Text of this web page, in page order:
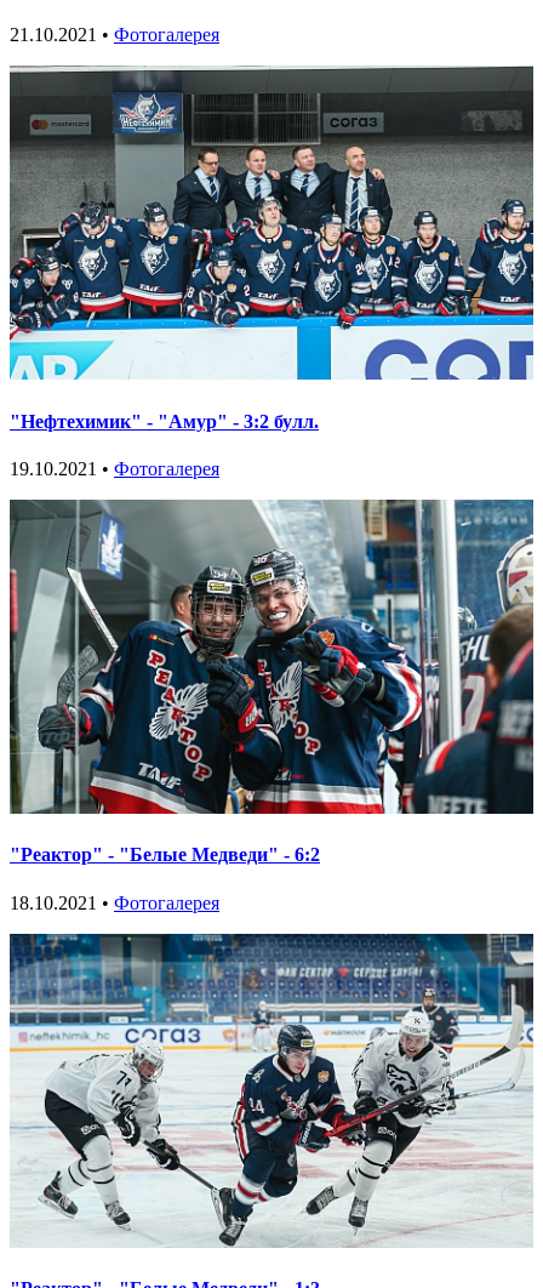
21.10.2021 • Фотогалерея
"Нефтехимик" - "Амур" - 3:2 булл.
19.10.2021 • Фотогалерея
"Реактор" - "Белые Медведи" - 6:2
18.10.2021 • Фотогалерея